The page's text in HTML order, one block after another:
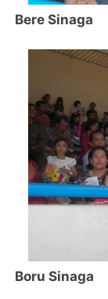
Bere Sinaga
Boru Sinaga